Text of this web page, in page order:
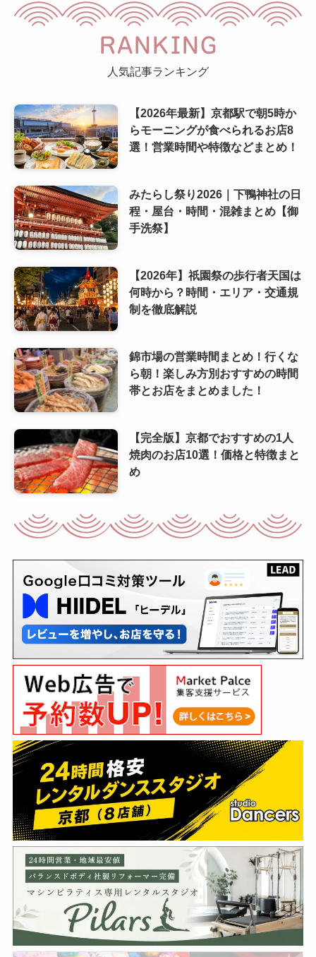
RANKING
人気記事ランキング
【2026年最新】京都駅で朝5時か
らモーニングが食べられるお店8
選！営業時間や特徴などまとめ！
みたらし祭り2026｜下鴨神社の日
程・屋台・時間・混雑まとめ【御
手洗祭】
【2026年】祇園祭の歩行者天国は
何時から？時間・エリア・交通規
制を徹底解説
錦市場の営業時間まとめ！行くな
ら朝！楽しみ方別おすすめの時間
帯とお店をまとめました！
【完全版】京都でおすすめの1人
焼肉のお店10選！価格と特徴まと
め